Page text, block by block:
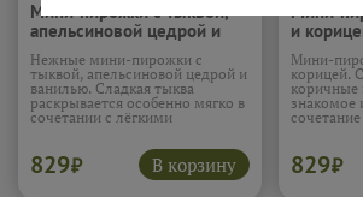
Мини-пирожки с тыквой,
апельсиновой цедрой и
ванилью 300 г (10шт)
Нежные мини-пирожки с
тыквой, апельсиновой цедрой и
ванилью. Сладкая тыква
раскрывается особенно мягко в
сочетании с лёгкими
нежной ванилью. Начинка
получается уютной, солнечной
и очень приятной к чаю.
829₽ В корзину
Мини-
и
Мини-
корицей.
коричные
знакомое
мягким
829₽